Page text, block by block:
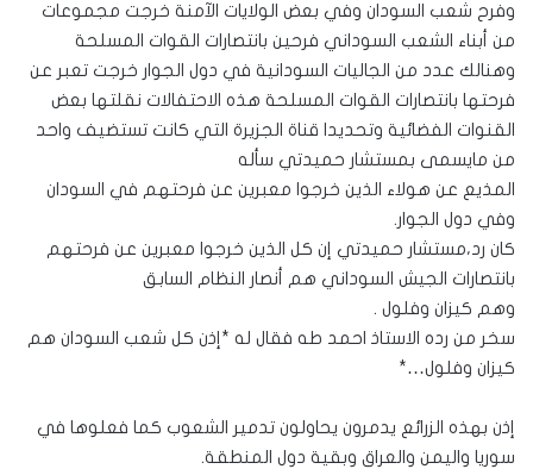
وفرح شعب السودان وفي بعض الولايات الآمنة خرجت مجموعات
من أبناء الشعب السوداني فرحين بانتصارات القوات المسلحة
وهنالك عدد من الجاليات السودانية في دول الجوار خرجت تعبر عن
فرحتها بانتصارات القوات المسلحة هذه الاحتفالات نقلتها بعض
القنوات الفضائية وتحديدا قناة الجزيرة التي كانت تستضيف واحد
من مايسمى بمستشار حميدتي سأله
المذيع عن هولاء الذين خرجوا معبرين عن فرحتهم في السودان
وفي دول الجوار.
كان رد،مستشار حميدتي إن كل الذين خرجوا معبرين عن فرحتهم
بانتصارات الجيش السوداني هم أنصار النظام السابق
وهم كيزان وفلول .
سخر من رده الاستاذ احمد طه فقال له *إذن كل شعب السودان هم
كيزان وفلول…*
إذن بهذه الزرائع يدمرون يحاولون تدمير الشعوب كما فعلوها في
سوريا واليمن والعراق وبقية دول المنطقة.